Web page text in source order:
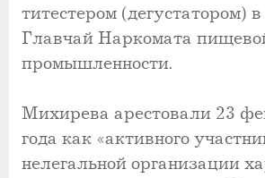
титестером (дегустатором)
Главчай Наркомата
промышленности.
Михирева арестовали 23
года как «активного
нелегальной организации